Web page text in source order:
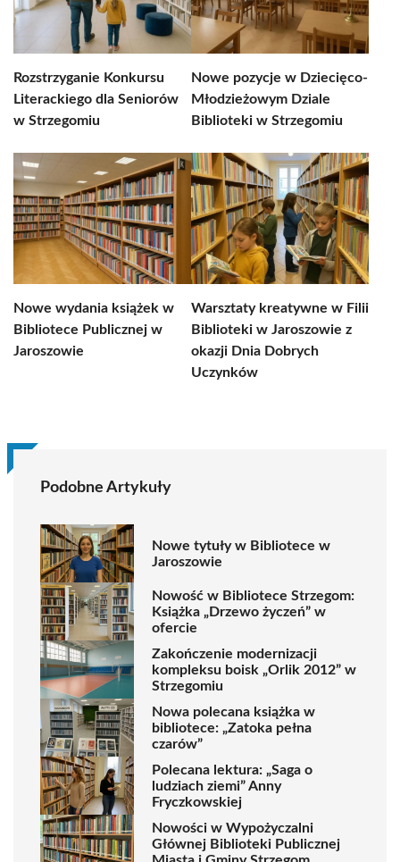
Rozstrzyganie Konkursu
Literackiego dla Seniorów
w Strzegomiu
Nowe pozycje w Dziecięco-
Młodzieżowym Dziale
Biblioteki w Strzegomiu
Nowe wydania książek w
Bibliotece Publicznej w
Jaroszowie
Warsztaty kreatywne w Filii
Biblioteki w Jaroszowie z
okazji Dnia Dobrych
Uczynków
Podobne Artykuły
Nowe tytuły w Bibliotece w
Jaroszowie
Nowość w Bibliotece Strzegom:
Książka „Drzewo życzeń” w
ofercie
Zakończenie modernizacji
kompleksu boisk „Orlik 2012” w
Strzegomiu
Nowa polecana książka w
bibliotece: „Zatoka pełna
czarów”
Polecana lektura: „Saga o
ludziach ziemi” Anny
Fryczkowskiej
Nowości w Wypożyczalni
Głównej Biblioteki Publicznej